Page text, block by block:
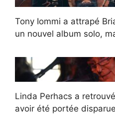
Tony Iommi a attrapé
un nouvel album solo,
Linda Perhacs a
avoir été portée disparue